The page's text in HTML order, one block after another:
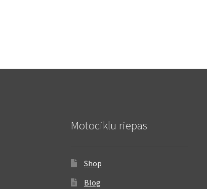
Motociklu riepas
Shop
Blog